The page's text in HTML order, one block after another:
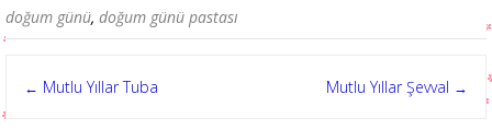
doğum günü, doğum günü pastası
Post
← Mutlu Yıllar Tuba Mutlu Yıllar Şevval →